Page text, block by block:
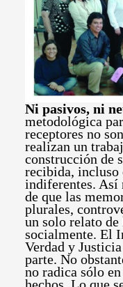
Ni pasivos, ni
metodológica
receptores no
realizan un
construcción de
recibida, incluso
indiferentes. Así
de que las
plurales,
un solo relato
socialmente. El
Verdad y
parte. No
no radica sólo